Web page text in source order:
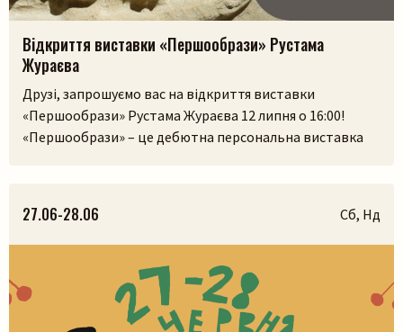
Відкриття виставки «Першообрази» Рустама
Жураєва
Друзі, запрошуємо вас на відкриття виставки
«Першообрази» Рустама Жураєва 12 липня о 16:00!
«Першообрази» – це дебютна персональна виставка
передати досвід і встановити зв’язок із сакральним.
Камінь, як матеріал, існував задовго до появи людини,
27.06-28.06 Сб, Нд